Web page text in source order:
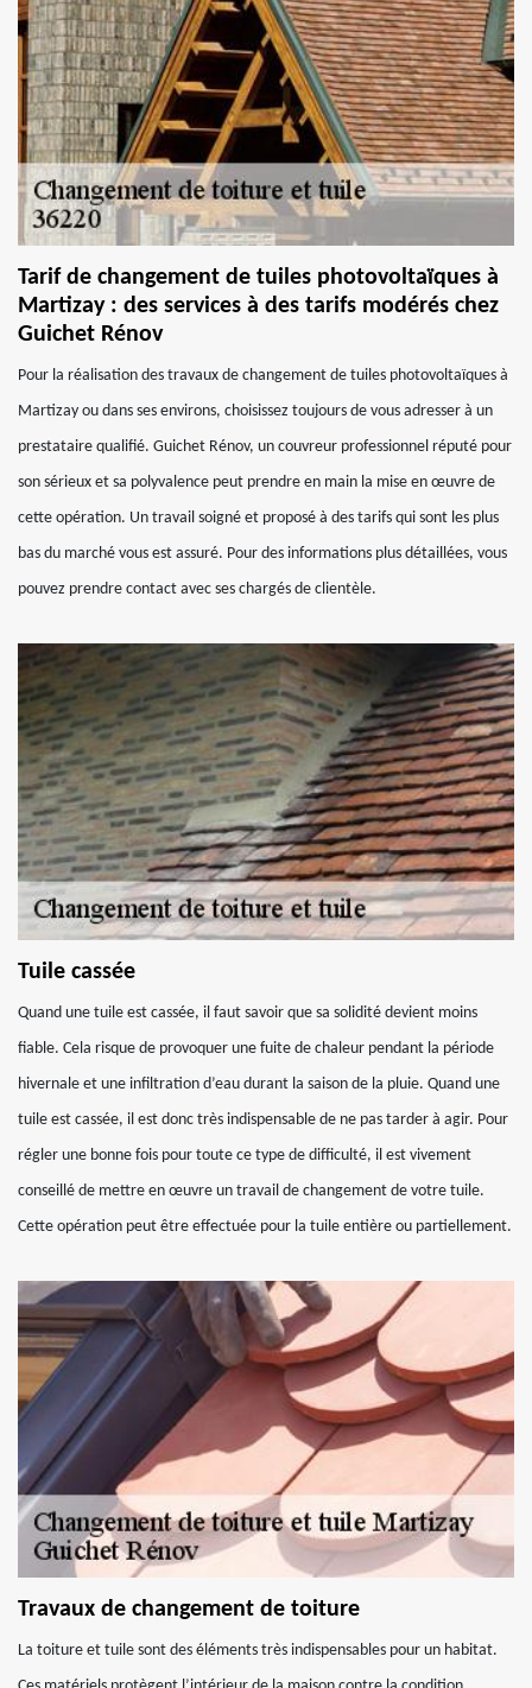
Tarif de changement de tuiles photovoltaïques à
Martizay : des services à des tarifs modérés chez
Guichet Rénov
Pour la réalisation des travaux de changement de tuiles photovoltaïques à
Martizay ou dans ses environs, choisissez toujours de vous adresser à un
prestataire qualifié. Guichet Rénov, un couvreur professionnel réputé pour
son sérieux et sa polyvalence peut prendre en main la mise en œuvre de
cette opération. Un travail soigné et proposé à des tarifs qui sont les plus
bas du marché vous est assuré. Pour des informations plus détaillées, vous
pouvez prendre contact avec ses chargés de clientèle.
Tuile cassée
Quand une tuile est cassée, il faut savoir que sa solidité devient moins
fiable. Cela risque de provoquer une fuite de chaleur pendant la période
hivernale et une infiltration d’eau durant la saison de la pluie. Quand une
tuile est cassée, il est donc très indispensable de ne pas tarder à agir. Pour
régler une bonne fois pour toute ce type de difficulté, il est vivement
conseillé de mettre en œuvre un travail de changement de votre tuile.
Cette opération peut être effectuée pour la tuile entière ou partiellement.
Travaux de changement de toiture
La toiture et tuile sont des éléments très indispensables pour un habitat.